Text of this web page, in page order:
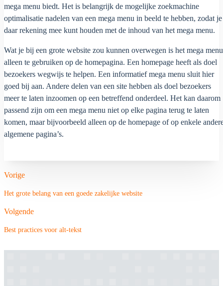
mega menu biedt. Het is belangrijk de mogelijke zoekmachine
optimalisatie nadelen van een mega menu in beeld te hebben, zodat je
daar rekening mee kunt houden met de inhoud van het mega menu.
Wat je bij een grote website zou kunnen overwegen is het mega menu
alleen te gebruiken op de homepagina. Een homepage heeft als doel
bezoekers wegwijs te helpen. Een informatief mega menu sluit hier
goed bij aan. Andere delen van een site hebben als doel bezoekers
meer te laten inzoomen op een betreffend onderdeel. Het kan daarom
passend zijn om een mega menu niet op elke pagina terug te laten
komen, maar bijvoorbeeld alleen op de homepage of op enkele
algemene pagina’s.
Vorige
Het grote belang van een goede zakelijke website
Volgende
Best practices voor alt-tekst